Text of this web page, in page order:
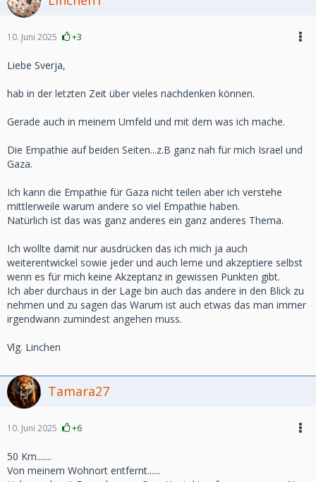
10. Juni 2025 +3
Liebe Sverja,
hab in der letzten Zeit über vieles nachdenken können.
Gerade auch in meinem Umfeld und mit dem was ich mache.
Die Empathie auf beiden Seiten...z.B ganz nah für mich Israel und
Gaza.
Ich kann die Empathie für Gaza nicht teilen aber ich verstehe
mittlerweile warum andere so viel Empathie haben.
Natürlich ist das was ganz anderes ein ganz anderes Thema.
Ich wollte damit nur ausdrücken das ich mich ja auch
weiterentwickel sowie jeder und auch lerne und akzeptiere selbst
wenn es für mich keine Akzeptanz in gewissen Punkten gibt.
Ich aber durchaus in der Lage bin auch das andere in den Blick zu
nehmen und zu sagen das Warum ist auch etwas das man immer
irgendwann zumindest angehen muss.
Vlg. Linchen
Tamara27
10. Juni 2025 +6
50 Km.......
Von meinem Wohnort entfernt......